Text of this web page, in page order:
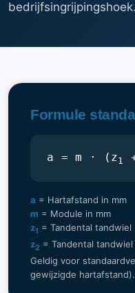
bedrijfsingrijpingshoek.
Formule
a = m · (z1
a = Hartafstand in mm
m = Module in mm
z1 = Tandental tandwiel
z2 = Tandental tandwiel
Geldig voor
gewijzigde hartafstand).